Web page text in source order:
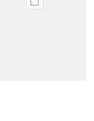
Fandikana